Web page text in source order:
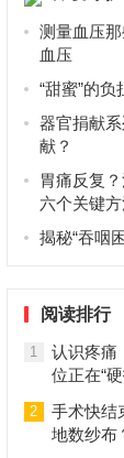
测量血压
血压
“甜蜜”的
器官捐献
献？
胃痛反复
六个关键
揭秘“吞咽
阅读排行
1
认识疼痛
位正在“
2
手术快结
地数纱布